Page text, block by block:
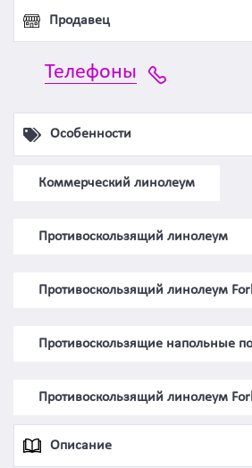
Продавец
Телефоны
Особенности
Коммерческий линолеум
Противоскользящий линолеум
Противоскользящий линолеум
Противоскользящие напольные
Противоскользящий линолеум
Описание